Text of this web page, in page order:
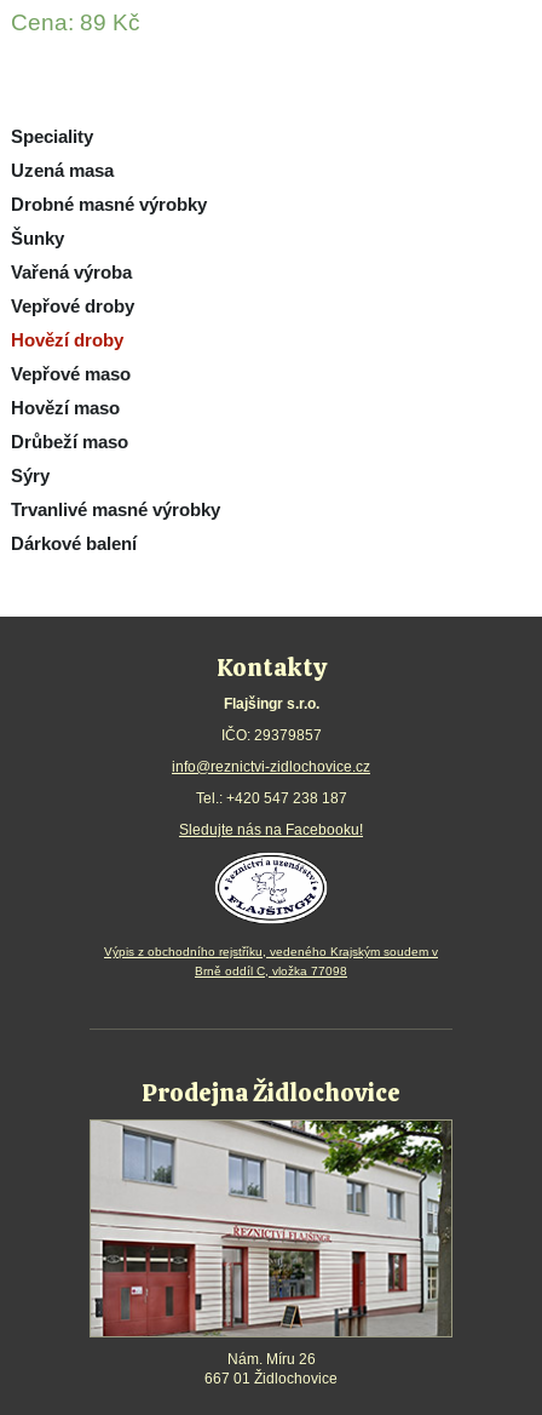
Speciality
Uzená masa
Drobné masné výrobky
Šunky
Vařená výroba
Vepřové droby
Hovězí droby
Vepřové maso
Hovězí maso
Drůbeží maso
Sýry
Trvanlivé masné výrobky
Dárkové balení
Cena: 89 Kč
Kontakty
Flajšingr s.r.o.
IČO: 29379857
info@reznictvi-zidlochovice.cz
Tel.: +420 547 238 187
Sledujte nás na Facebooku!
Výpis z obchodního rejstříku, vedeného Krajským soudem v
Brně oddíl C, vložka 77098
Prodejna Židlochovice
Nám. Míru 26
667 01 Židlochovice